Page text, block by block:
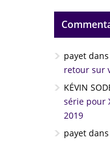
payet dans
retour sur
KÉVIN
série pour
2019
payet dans